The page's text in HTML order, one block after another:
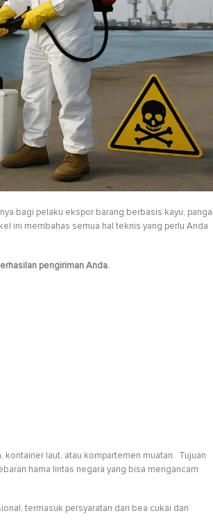
bagi pelaku ekspor barang berbasis kayu,
ini membahas semua hal teknis yang perlu Anda
pengiriman Anda.
kontainer laut, atau kompartemen muatan. Tujuan
hama lintas negara yang bisa mengancam
termasuk persyaratan dari bea cukai dan